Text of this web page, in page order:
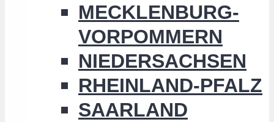
MECKLENBURG-
VORPOMMERN
NIEDERSACHSEN
RHEINLAND-PFALZ
SAARLAND